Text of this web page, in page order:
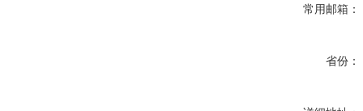
常用邮箱：
省份：